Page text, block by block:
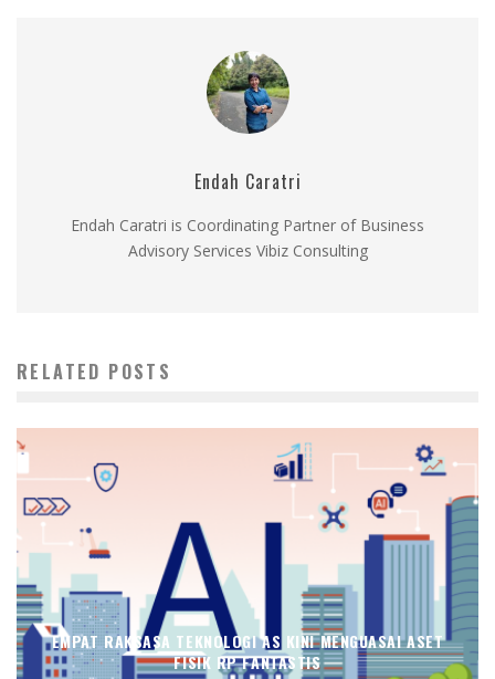
Endah Caratri
Endah Caratri is Coordinating Partner of Business
Advisory Services Vibiz Consulting
RELATED POSTS
EMPAT RAKSASA TEKNOLOGI AS KINI MENGUASAI ASET
FISIK RP FANTASTIS